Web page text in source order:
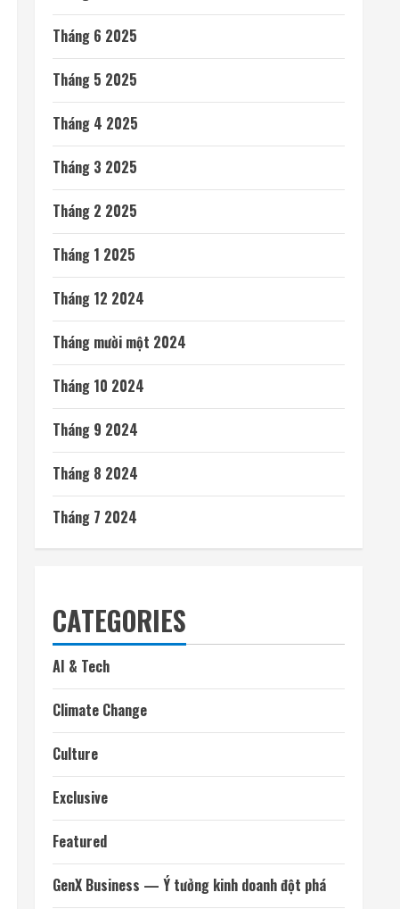
Tháng 6 2025
Tháng 5 2025
Tháng 4 2025
Tháng 3 2025
Tháng 2 2025
Tháng 1 2025
Tháng 12 2024
Tháng mười một 2024
Tháng 10 2024
Tháng 9 2024
Tháng 8 2024
Tháng 7 2024
CATEGORIES
AI & Tech
Climate Change
Culture
Exclusive
Featured
GenX Business — Ý tưởng kinh doanh đột phá